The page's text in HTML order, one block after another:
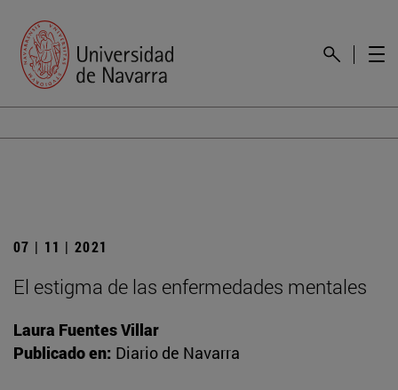
07 | 11 | 2021
El estigma de las enfermedades mentales
Laura Fuentes Villar
Publicado en: Diario de Navarra